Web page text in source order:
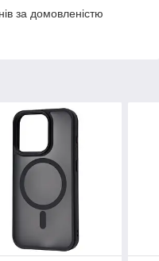
за домовленістю